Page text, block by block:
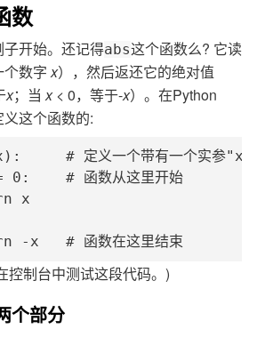
数
开始。还记得abs这个函数么? 它读
个数字x），然后返还它的绝对值
x；当x< 0，等于-x）。在Python
这个函数的:
# 定义一个带有一个实参"x"的
0:    # 函数从这里开始
x
-x   # 函数在这里结束
控制台中测试这段代码。)
个部分